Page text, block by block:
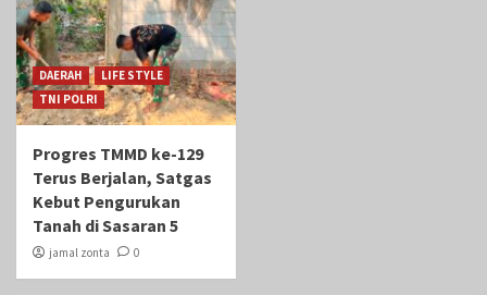
DAERAH
LIFE STYLE
TNI POLRI
Progres TMMD ke-129
Terus Berjalan, Satgas
Kebut Pengurukan
Tanah di Sasaran 5
jamal zonta 0